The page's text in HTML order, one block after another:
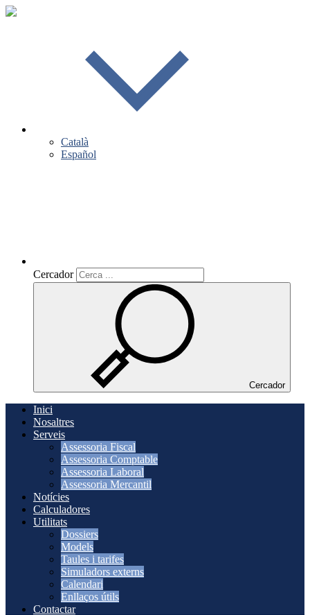
Català
Español
Cercador
Cercador
Inici
Nosaltres
Serveis
Assessoria Fiscal
Assessoria Comptable
Assessoria Laboral
Assessoria Mercantil
Notícies
Calculadores
Utilitats
Dossiers
Models
Taules i tarifes
Simuladors externs
Calendari
Enllaços útils
Contactar